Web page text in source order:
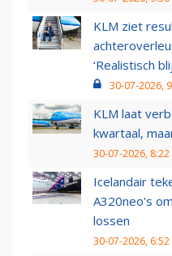
KLM ziet
‘Realistisch
30-07-2026,
KLM laat
kwartaal,
30-07-2026, 8:22
Icelandair
A320neo's
lossen
30-07-2026, 6:52